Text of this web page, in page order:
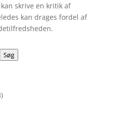
skrive en kritik af
kan drages fordel af
Søg